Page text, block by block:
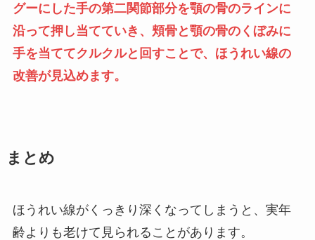
グーにした手の第二関節部分を顎の骨のラインに
沿って押し当てていき、頬骨と顎の骨のくぼみに
手を当ててクルクルと回すことで、ほうれい線の
改善が見込めます。
まとめ
ほうれい線がくっきり深くなってしまうと、実年
齢よりも老けて見られることがあります。